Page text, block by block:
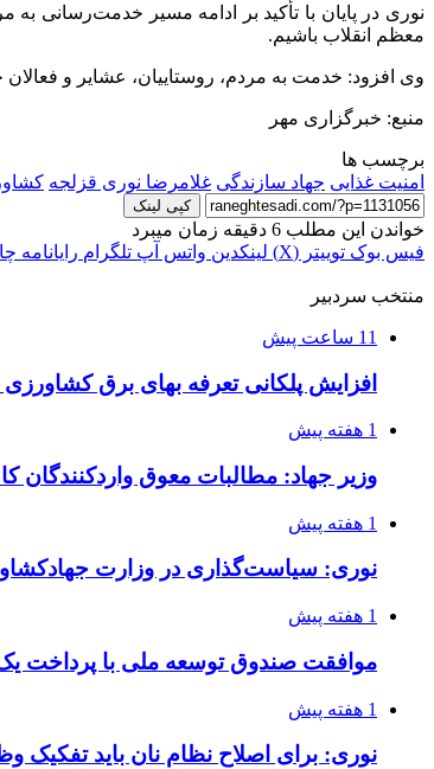
نوری در پایان با تأکید بر ادامه مسیر خدمت‌رسانی به
معظم انقلاب باشیم.
وی افزود: خدمت به مردم، روستاییان، عشایر و
منبع: خبرگزاری مهر
برچسب ها
امنیت غذایی جهاد سازندگی غلامرضا نوری قزلجه
کپی لینک
خواندن این مطلب 6 دقیقه زمان میبرد
فیس بوک توییتر (X) لینکدین واتس آپ تلگرام رایانامه
منتخب سردبیر
11 ساعت پیش
افزایش پلکانی تعرفه بهای برق
1 هفته پیش
وزیر جهاد: مطالبات معوق واردکنندگان
1 هفته پیش
نوری: سیاست‌گذاری در وزارت
1 هفته پیش
موافقت صندوق توسعه ملی با پرداخت
1 هفته پیش
نوری: برای اصلاح نظام نان باید تفکیک